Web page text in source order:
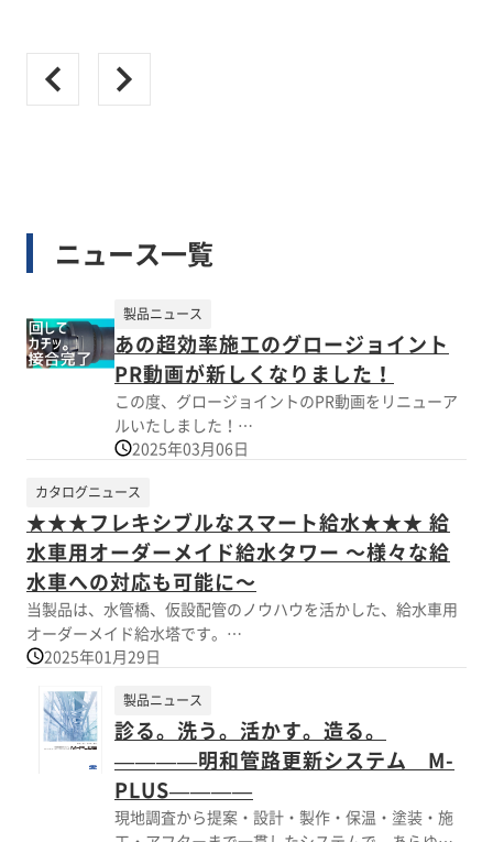
ニュース一覧
あの超効率施工のグロージョイント
PR動画が新しくなりました！
製品ニュース
この度、グロージョイントのPR動画をリニューア
ルいたしました！
今回のリニューアルでは．．．
☑ 施工スピードがより伝わる動画に！
☑ 特長やメリットをさらに分かりやすく！
☑ 令和仕様にアップデート。カッコよく生まれ
変わった最新版！
施工時間の短縮や効率化をお考えの皆様に、ぜひ
ご覧いただきたい内容となっております。
この機会に、最新の施工イメージをぜひチェック
2025年03月06日
★★★フレキシブルなスマート給水★★★ 給
水車用オーダーメイド給水タワー ～様々な給
水車への対応も可能に～
カタログニュース
当製品は、水管橋、仮設配管のノウハウを活かした、給水車用
オーダーメイド給水塔です。
給水を実現します。
また、給水口を2ヶ所設けることにより、2台同時給水も可能。
時間の短縮や
様々な給水車への対応も可能にしました。
2025年01月29日
診る。洗う。活かす。造る。
————明和管路更新システム M-
PLUS————
製品ニュース
現地調査から提案・設計・製作・保温・塗装・施